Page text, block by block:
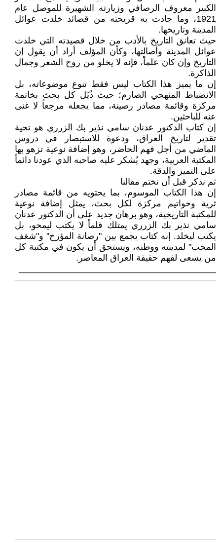
الكبير معروف الرصافي وزيارته الشهيرة للموصل عام
1921، وما جادت به قريحته من قصائد خلدت عوائل
المدينة وتاريخها.
حيث تعانق التاريخ بالأدب من خلال قصيدته التي خلدت
عوائل المدينة وأصالتها، وكأن المؤلف أراد أن يقول إن
التاريخ وإن كان علماً، فإنه لا يخلو من روح الشعر وجمال
الذاكرة.
إن ما يميز هذا الكتاب ليس فقط تنوع موضوعاته، بل
الانضباط المنهجي الصارم؛ حيث ذُيّل كل بحث بخاتمة
مركزة وقائمة مصادر رصينة، مما يجعله مرجعاً لا غنى
عنه للباحثين.
إن كتاب الدكتور عدنان سامي نذير بك الزرري هو تحية
تقدير لتاريخ العراق، ودعوة للاستبصار في دروس
الماضي من أجل فهم الحاضر، وهو إضافة نوعية تزهو بها
المكتبة العربية، وجهد يُشكر عليه صاحبه الذي عودنا دائماً
على التميز والدقة.
ثم نذكر قبل أن نختم مقالنا
إن هذا الكتاب الموسوم، بما يحتويه من قائمة مصادر
ثرية وخواتيم مركزة لكل بحث، يمثل إضافة نوعية
للمكتبة التاريخية، وهو برهان جديد على أن الدكتور عدنان
سامي نذير بك الزرري يمتلك قلماً لا يكتب ليمحو، بل
يكتب ليخلد. إنه كتاب يجمع بين "رصانة المؤرخ" و"شغف
المحب" لمدينته ووطنه، ويستحق أن يكون في مكتبة كل
من يسعى لفهم حقيقة العراق المعاصر.